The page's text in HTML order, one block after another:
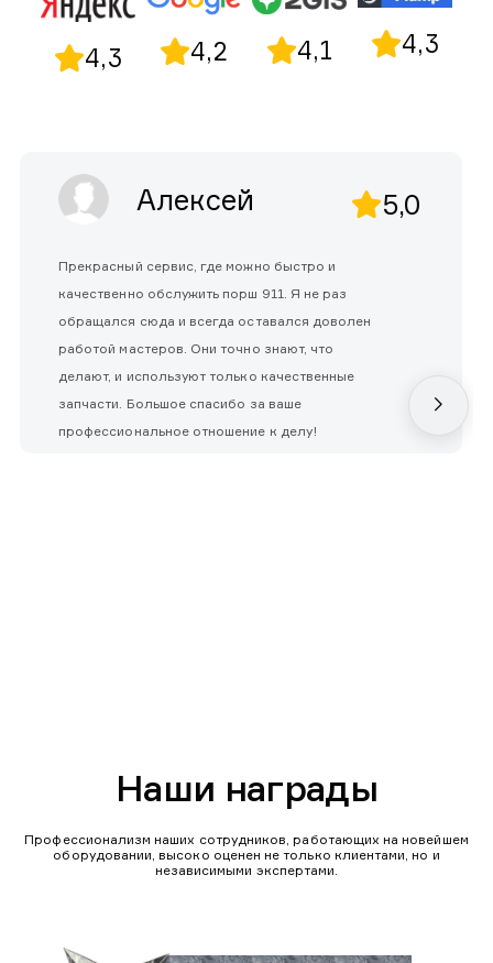
4,3 4,2 4,1 4,3
Алексей 5,0
Прекрасный сервис, где можно быстро и
качественно обслужить порш 911. Я не раз
обращался сюда и всегда оставался доволен
работой мастеров. Они точно знают, что
делают, и используют только качественные
запчасти. Большое спасибо за ваше
профессиональное отношение к делу!
Наши награды
Профессионализм наших сотрудников, работающих на новейшем
оборудовании, высоко оценен не только клиентами, но и
независимыми экспертами.